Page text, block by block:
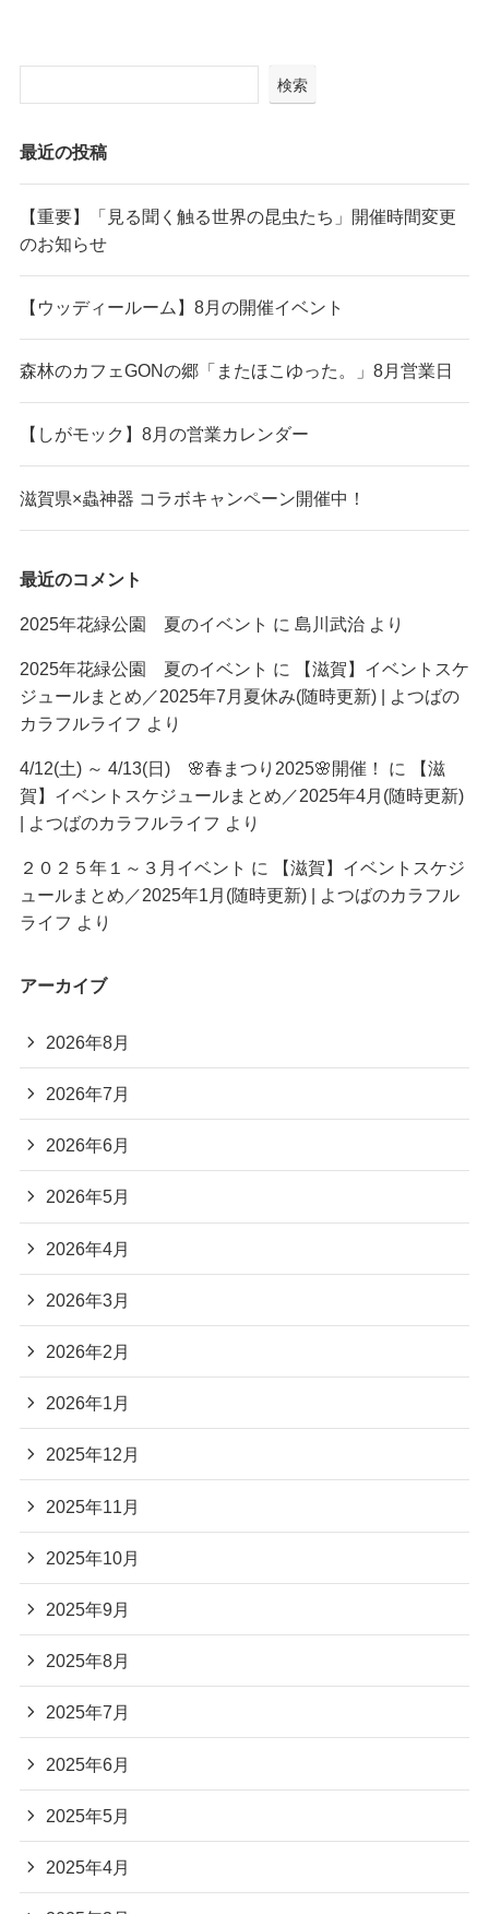
検索
最近の投稿
【重要】「見る聞く触る世界の昆虫たち」開催時間変更
のお知らせ
【ウッディールーム】8月の開催イベント
森林のカフェGONの郷「またほこゆった。」8月営業日
【しがモック】8月の営業カレンダー
滋賀県×蟲神器 コラボキャンペーン開催中！
最近のコメント
2025年花緑公園 夏のイベント に 島川武治より
2025年花緑公園 夏のイベント に
【滋賀】イベントスケ
ジュールまとめ／2025年7月夏休み(随時更新) | よつばの
カラフルライフ より
4/12(土) ～ 4/13(日) 🌸春まつり2025🌸開催！ に
【滋
賀】イベントスケジュールまとめ／2025年4月(随時更新)
| よつばのカラフルライフ より
２０２５年１～３月イベント に
【滋賀】イベントスケジ
ュールまとめ／2025年1月(随時更新) | よつばのカラフル
ライフ より
アーカイブ
2026年8月
2026年7月
2026年6月
2026年5月
2026年4月
2026年3月
2026年2月
2026年1月
2025年12月
2025年11月
2025年10月
2025年9月
2025年8月
2025年7月
2025年6月
2025年5月
2025年4月